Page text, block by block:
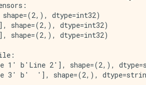
dtype=int32)
shape=(2,), dtype=int32)
shape=(2,), dtype=int32)
1' b'Line 2'], shape=(2,),